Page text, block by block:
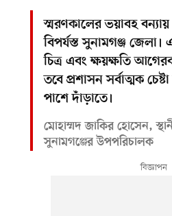
স্মরণকালের ভয়াবহ
বিপর্যস্ত সুনামগঞ্জ জেলা।
চিত্র এবং ক্ষয়ক্ষতি
তবে প্রশাসন সর্বাত্মক
পাশে দাঁড়াতে।
মোহাম্মদ জাকির হোসেন,
সুনামগঞ্জের উপপরিচালক